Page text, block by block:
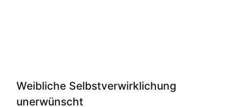
Weibliche Selbstverwirklichung
unerwünscht